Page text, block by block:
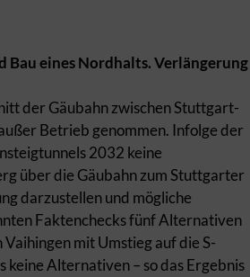
Bau eines Nordhalts. Verlängerung
der Gäubahn zwischen Stuttgart-
Betrieb genommen. Infolge der
2032 keine
über die Gäubahn zum Stuttgarter
darzustellen und mögliche
Faktenchecks fünf Alternativen
mit Umstieg auf die S-
Alternativen – so das Ergebnis